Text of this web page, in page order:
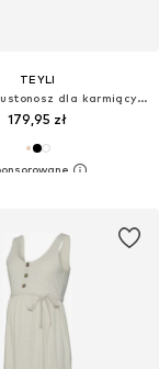
TEYLI
Klasyczny Biustonosz dla karmiących 'Anastasia'
179,95 zł